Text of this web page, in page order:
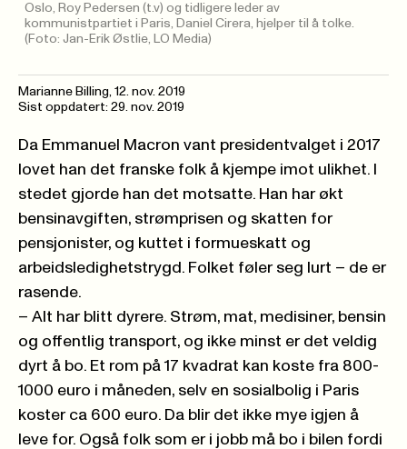
Oslo, Roy Pedersen (t.v) og tidligere leder av
kommunistpartiet i Paris, Daniel Cirera, hjelper til å tolke.
(Foto: Jan-Erik Østlie, LO Media)
Marianne Billing, 12. nov. 2019
Sist oppdatert: 29. nov. 2019
Da Emmanuel Macron vant presidentvalget i 2017
lovet han det franske folk å kjempe imot ulikhet. I
stedet gjorde han det motsatte. Han har økt
bensinavgiften, strømprisen og skatten for
pensjonister, og kuttet i formueskatt og
arbeidsledighetstrygd. Folket føler seg lurt – de er
rasende.
– Alt har blitt dyrere. Strøm, mat, medisiner, bensin
og offentlig transport, og ikke minst er det veldig
dyrt å bo. Et rom på 17 kvadrat kan koste fra 800-
1000 euro i måneden, selv en sosialbolig i Paris
koster ca 600 euro. Da blir det ikke mye igjen å
leve for. Også folk som er i jobb må bo i bilen fordi